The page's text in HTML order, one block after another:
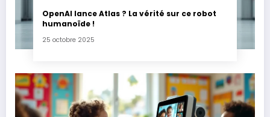
OpenAI lance Atlas ? La vérité sur ce robot
humanoïde !
25 octobre 2025